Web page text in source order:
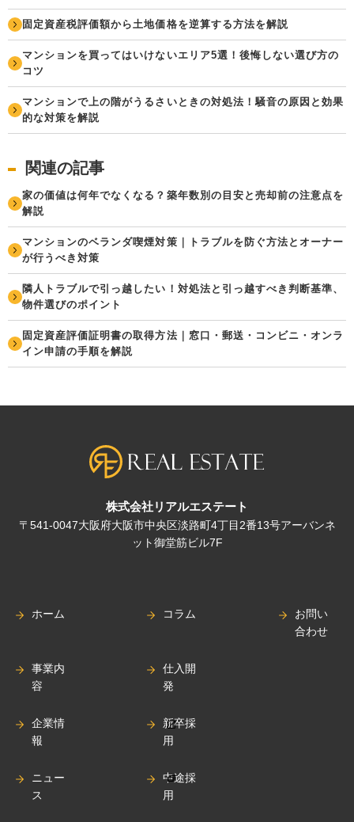
固定資産税評価額から土地価格を逆算する方法を解説
マンションを買ってはいけないエリア5選！後悔しない選び方の
コツ
マンションで上の階がうるさいときの対処法！騒音の原因と効果
的な対策を解説
関連の記事
家の価値は何年でなくなる？築年数別の目安と売却前の注意点を
解説
マンションのベランダ喫煙対策｜トラブルを防ぐ方法とオーナー
が行うべき対策
隣人トラブルで引っ越したい！対処法と引っ越すべき判断基準、
物件選びのポイント
固定資産評価証明書の取得方法｜窓口・郵送・コンビニ・オンラ
イン申請の手順を解説
株式会社リアルエステート
〒541-0047大阪府大阪市中央区淡路町4丁目2番13号アーバンネ
ット御堂筋ビル7F
ホーム
事業内
容
企業情
報
ニュー
ス
コラム
仕入開
発
新卒採
用
中途採
用
お問い
合わせ